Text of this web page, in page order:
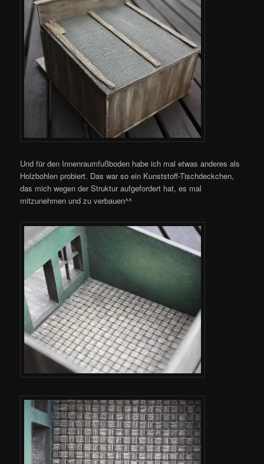
Und für den Innenraumfußboden habe ich mal etwas anderes als
Holzbohlen probiert. Das war so ein Kunststoff-Tischdeckchen,
das mich wegen der Struktur aufgefordert hat, es mal
mitzunehmen und zu verbauen^^